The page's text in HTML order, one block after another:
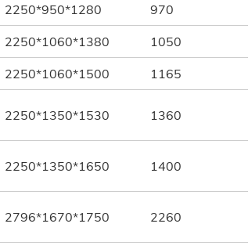
2250*950*1280 970
2250*1060*1380 1050
2250*1060*1500 1165
2250*1350*1530 1360
2250*1350*1650 1400
2796*1670*1750 2260